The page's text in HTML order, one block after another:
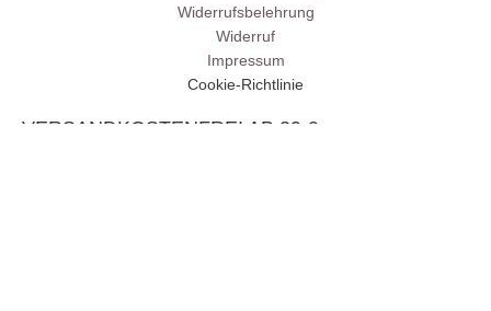
Widerrufsbelehrung
Widerruf
Impressum
Cookie-Richtlinie
VERSANDKOSTENFREI AB 29 €